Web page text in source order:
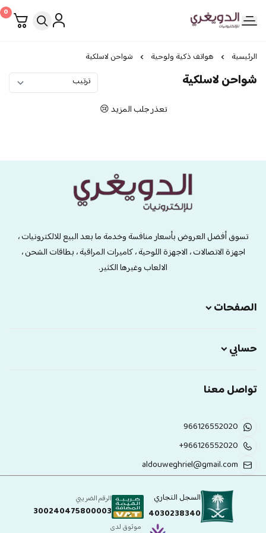
الدويغري • للإلكترونيات
0
الرئيسية هواتف ذكية ولوحية شواحن لاسلكية
شواحن لاسلكية
تعذر جلب المزيد 😢
تسوق أفضل العروض بأسعار منافسة وخدمة ما بعد البيع للالكترونيات ،
اجهزة الاتصالات ، الاجهزة اللوحية ، كاميرات المراقبة ، بطاقات الشحن ،
الالعاب وغيرها الكثير.
الصفحات
حسابي
تواصل معنا
966126552020
+966126552020
aldouweghriel@gmail.com
السجل التجاري
4030238340
الرقم الضريبي
300240475800003
موثوق لدى